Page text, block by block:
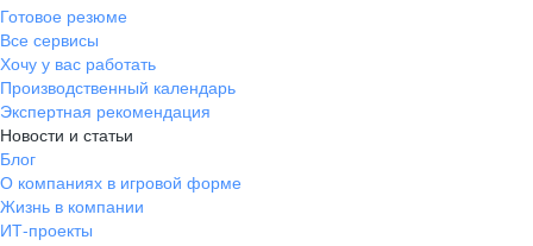
Готовое резюме
Все сервисы
Хочу у вас работать
Производственный календарь
Экспертная рекомендация
Новости и статьи
Блог
О компаниях в игровой форме
Жизнь в компании
ИТ-проекты